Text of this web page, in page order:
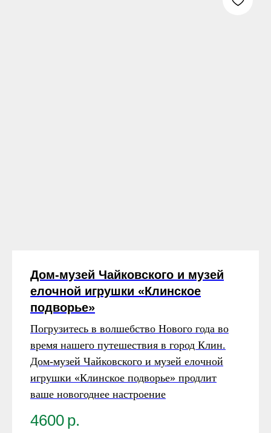
Дом-музей Чайковского и музей
елочной игрушки «Клинское
подворье»
Погрузитесь в волшебство Нового года во
время нашего путешествия в город Клин.
Дом-музей Чайковского и музей елочной
игрушки «Клинское подворье» продлит
ваше новогоднее настроение
4600 р.